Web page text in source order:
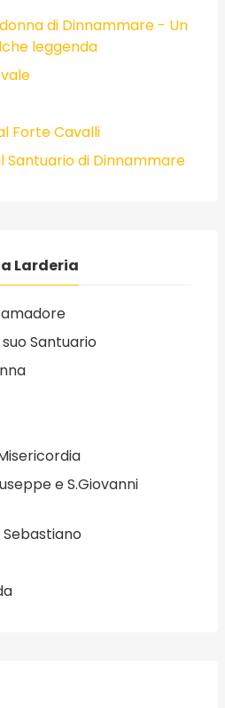
di Dinnammare - Un
leggenda
Forte Cavalli
Santuario di Dinnammare
Larderia
Santuario
e S.Giovanni
Sebastiano